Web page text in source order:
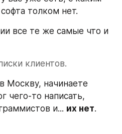
толком нет.
все те же самые что и
клиентов.
Москву, начинаете
чего-то написать,
и... их нет.